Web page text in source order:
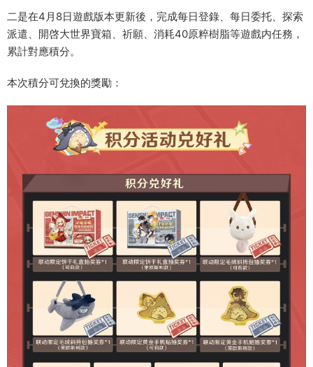
二是在4月8日遊戲版本更新後，完成每日登錄、每日委托、探索
派遣、開啓大世界寶箱、祈願、消耗40原粹樹脂等遊戲内任務，
累計對應積分。
本次積分可兌換的獎勵：